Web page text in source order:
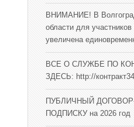
ВНИМАНИЕ! В
области для
увеличена
ВСЕ О СЛУЖБЕ ПО
ЗДЕСЬ: http://
ПУБЛИЧНЫЙ
ПОДПИСКУ на 2026 год